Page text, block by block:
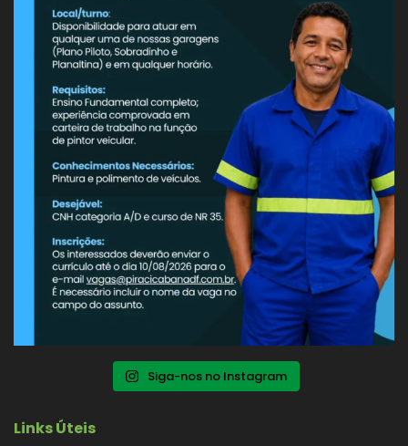
Siga-nos no Instagram
Links Úteis